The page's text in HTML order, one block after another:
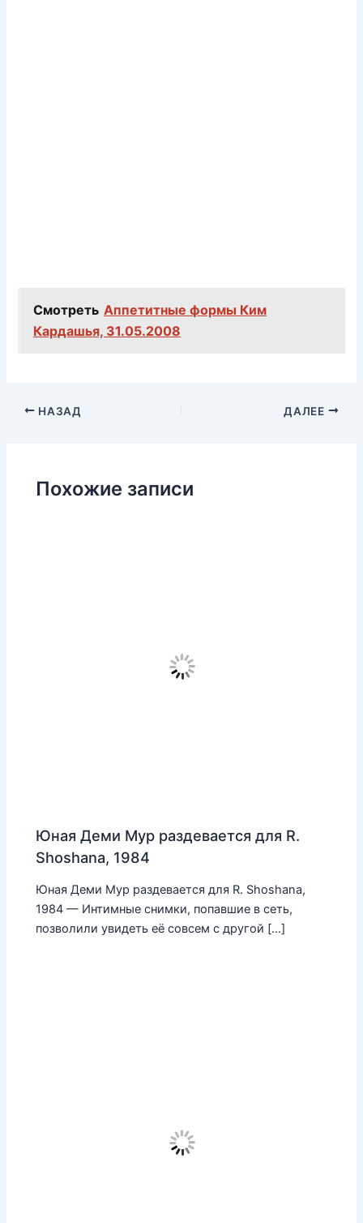
Смотреть Аппетитные формы Ким
Кардашья, 31.05.2008
НАЗАД ДАЛЕЕ
Похожие записи
Юная Деми Мур раздевается для R.
Shoshana, 1984
Юная Деми Мур раздевается для R. Shoshana,
1984 — Интимные снимки, попавшие в сеть,
позволили увидеть её совсем с другой […]